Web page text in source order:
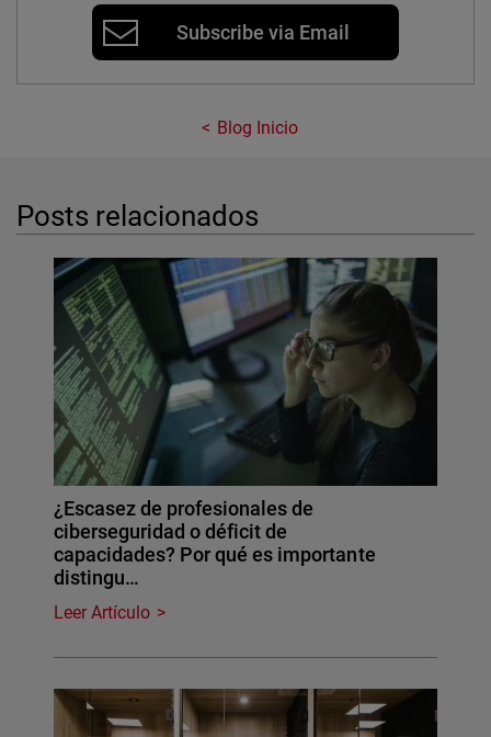
Subscribe via Email
Blog Inicio
Posts relacionados
¿Escasez de profesionales de
ciberseguridad o déficit de
capacidades? Por qué es importante
distingu…
Leer Artículo